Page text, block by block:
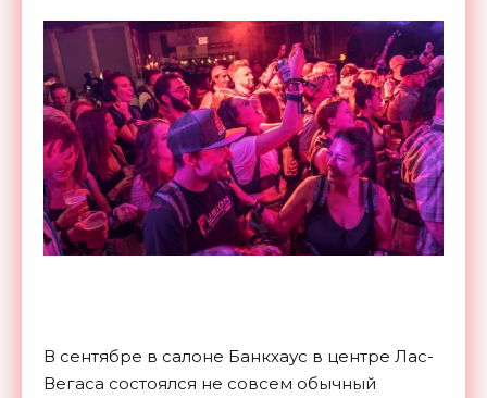
В сентябре в салоне Банкхаус в центре Лас-
Вегаса состоялся не совсем обычный